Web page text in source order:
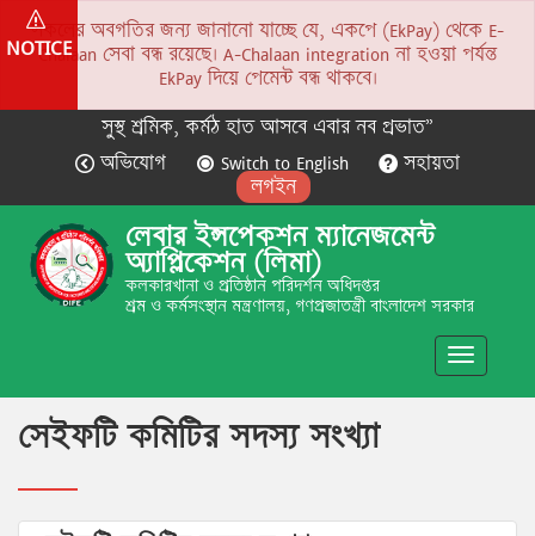
NOTICE
সকলের অবগতির জন্য জানানো যাচ্ছে যে, একপে (EkPay) থেকে E-
Chalaan সেবা বন্ধ রয়েছে। A-Chalaan integration না হওয়া পর্যন্ত
EkPay দিয়ে পেমেন্ট বন্ধ থাকবে।
সুস্থ শ্রমিক, কর্মঠ হাত আসবে এবার নব প্রভাত”
অভিযোগ
Switch to English
সহায়তা
লগইন
লেবার ইন্সপেকশন ম্যানেজমেন্ট
অ্যাপ্লিকেশন (লিমা)
কলকারখানা ও প্রতিষ্ঠান পরিদর্শন অধিদপ্তর
শ্রম ও কর্মসংস্থান মন্ত্রণালয়, গণপ্রজাতন্ত্রী বাংলাদেশ সরকার
Toggle
সেইফটি কমিটির সদস্য সংখ্যা